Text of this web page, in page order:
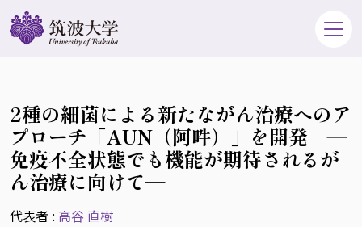
2種の細菌による新たながん治療へのア
プローチ「AUN（阿吽）」を開発 ―
免疫不全状態でも機能が期待されるが
ん治療に向けて―
代表者 : 高谷 直樹